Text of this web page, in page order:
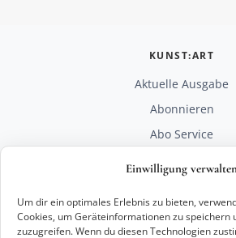
Einwilligung
Um dir ein optimales Erlebnis zu bieten,
Cookies, um Geräteinformationen zu speichern
zuzugreifen. Wenn du diesen Technologien
KUNST:ART
Aktuelle Ausgabe
Abonnieren
Abo Service
RECHTLICHES
Impressum